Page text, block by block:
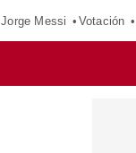
Jorge Messi Votación